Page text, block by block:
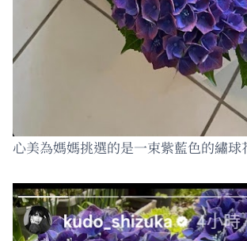
心美為媽媽挑選的是一束紫藍色的繡球